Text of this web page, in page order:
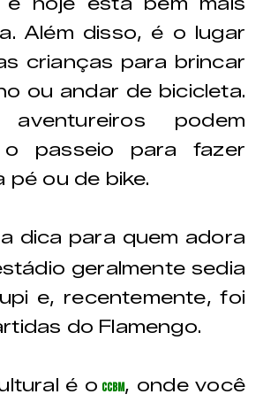
Além disso, é o lugar
crianças para brincar
ou andar de bicicleta.
podem
o passeio para fazer
pé ou de bike.
dica para quem adora
geralmente sedia
e, recentemente, foi
do Flamengo.
é o CCBM, onde você